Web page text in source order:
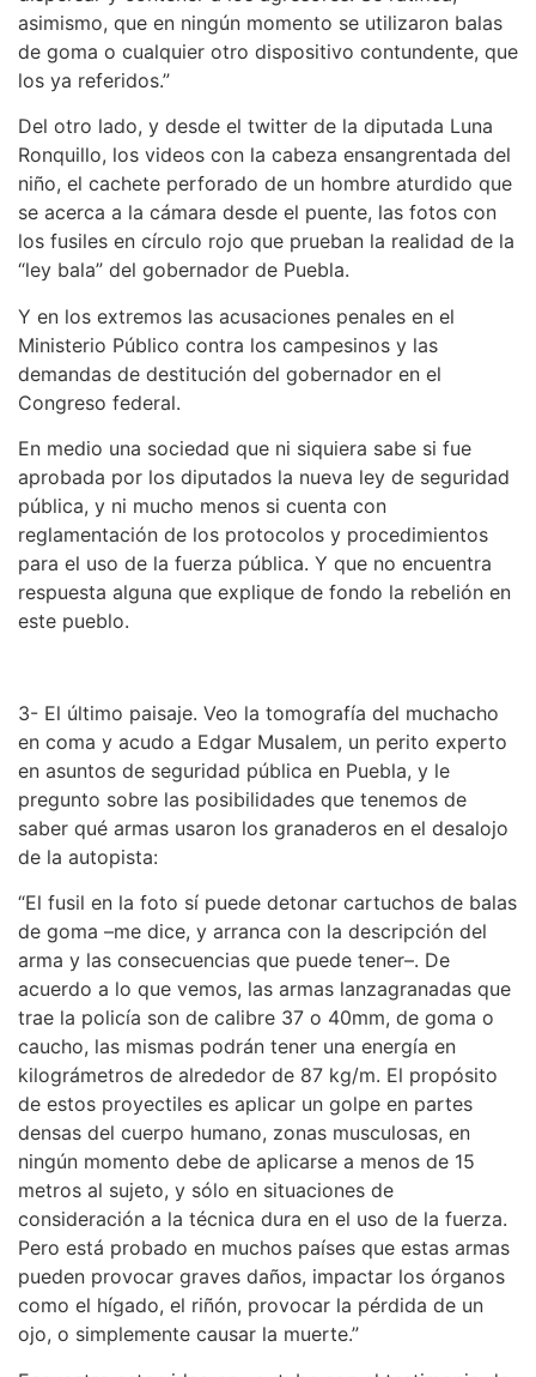
asimismo, que en ningún momento se utilizaron balas
de goma o cualquier otro dispositivo contundente, que
los ya referidos.”
Del otro lado, y desde el twitter de la diputada Luna
Ronquillo, los videos con la cabeza ensangrentada del
niño, el cachete perforado de un hombre aturdido que
se acerca a la cámara desde el puente, las fotos con
los fusiles en círculo rojo que prueban la realidad de la
“ley bala” del gobernador de Puebla.
Y en los extremos las acusaciones penales en el
Ministerio Público contra los campesinos y las
demandas de destitución del gobernador en el
Congreso federal.
En medio una sociedad que ni siquiera sabe si fue
aprobada por los diputados la nueva ley de seguridad
pública, y ni mucho menos si cuenta con
reglamentación de los protocolos y procedimientos
para el uso de la fuerza pública. Y que no encuentra
respuesta alguna que explique de fondo la rebelión en
este pueblo.
3- El último paisaje. Veo la tomografía del muchacho
en coma y acudo a Edgar Musalem, un perito experto
en asuntos de seguridad pública en Puebla, y le
pregunto sobre las posibilidades que tenemos de
saber qué armas usaron los granaderos en el desalojo
de la autopista:
“El fusil en la foto sí puede detonar cartuchos de balas
de goma –me dice, y arranca con la descripción del
arma y las consecuencias que puede tener–. De
acuerdo a lo que vemos, las armas lanzagranadas que
trae la policía son de calibre 37 o 40mm, de goma o
caucho, las mismas podrán tener una energía en
kilográmetros de alrededor de 87 kg/m. El propósito
de estos proyectiles es aplicar un golpe en partes
densas del cuerpo humano, zonas musculosas, en
ningún momento debe de aplicarse a menos de 15
metros al sujeto, y sólo en situaciones de
consideración a la técnica dura en el uso de la fuerza.
Pero está probado en muchos países que estas armas
pueden provocar graves daños, impactar los órganos
como el hígado, el riñón, provocar la pérdida de un
ojo, o simplemente causar la muerte.”